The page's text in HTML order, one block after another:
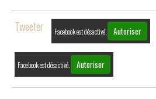
Tweeter Facebook est désactivé. Autoriser
Facebook est désactivé. Autoriser